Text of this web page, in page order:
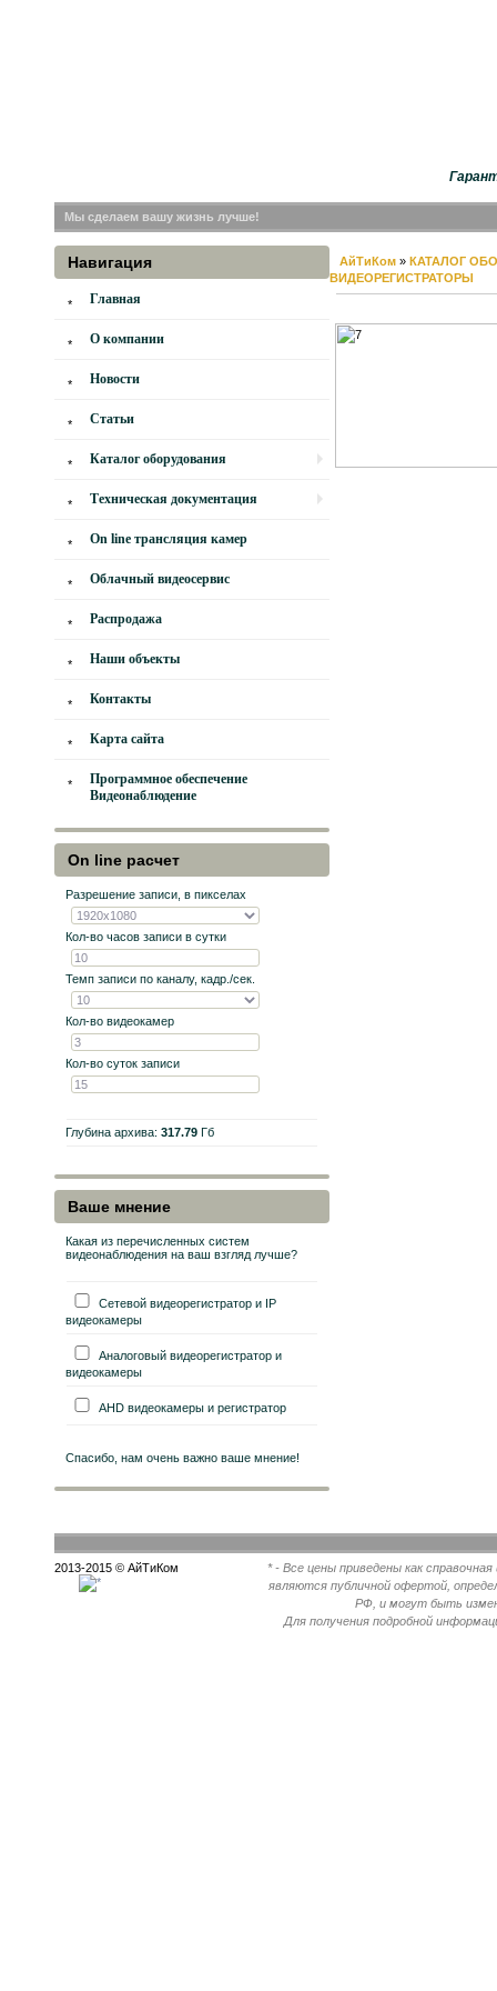
Мы сделаем вашу жизнь лучше!
Навигация
Главная
О компании
Новости
Статьи
Каталог оборудования
Техническая документация
On line трансляция камер
Облачный видеосервис
Распродажа
Наши объекты
Контакты
Карта сайта
Программное обеспечение
Видеонаблюдение
On line расчет
Разрешение записи, в пикселах
Кол-во часов записи в сутки
Темп записи по каналу, кадр./сек.
Кол-во видеокамер
Кол-во суток записи
Глубина архива: 317.79 Гб
Ваше мнение
Какая из перечисленных систем
видеонаблюдения на ваш взгляд лучше?
Сетевой видеорегистратор и IP
видеокамеры
Аналоговый видеорегистратор и
видеокамеры
AHD видеокамеры и регистратор
Спасибо, нам очень важно ваше мнение!
АйТиКом » КАТАЛОГ
ВИДЕОРЕГИСТРАТОРЫ
2013-2015 © АйТиКом
* - Все цены приведены как
являются публичной офертой,
РФ, и могут быть
Для получения подробной